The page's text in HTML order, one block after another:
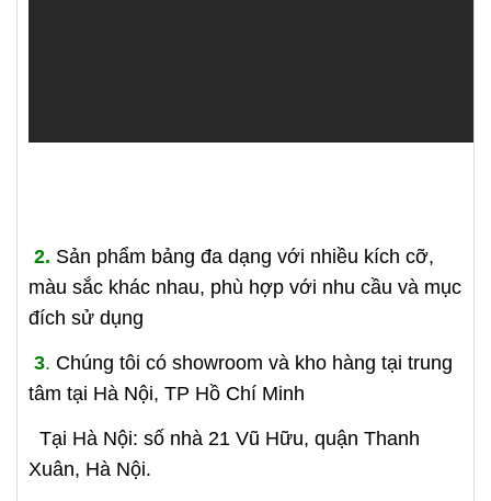
2. Sản phẩm bảng đa dạng với nhiều kích cỡ,
màu sắc khác nhau, phù hợp với nhu cầu và mục
đích sử dụng
3. Chúng tôi có showroom và kho hàng tại trung
tâm tại Hà Nội, TP Hồ Chí Minh
Tại Hà Nội: số nhà 21 Vũ Hữu, quận Thanh
Xuân, Hà Nội.